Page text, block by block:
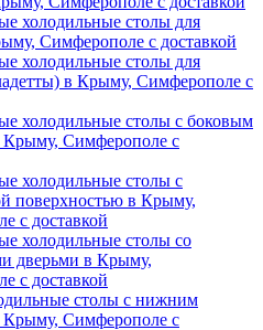
холодильные столы для
Симферополе с доставкой
холодильные столы для
в Крыму, Симферополе с
холодильные столы с боковым
Крыму, Симферополе с
холодильные столы с
поверхностью в Крыму,
с доставкой
холодильные столы со
дверьми в Крыму,
с доставкой
столы с нижним
Крыму, Симферополе с